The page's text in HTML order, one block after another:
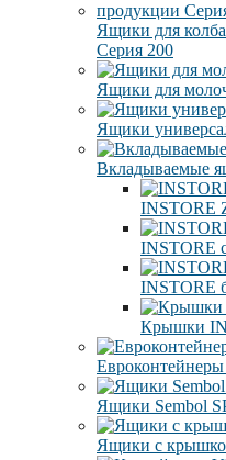
Ящики для
Серия 200
Ящики для
Ящики
Вкладываемые
INSTORE
INSTORE
INSTORE
Крышки
Ящики Sembol
Ящики с